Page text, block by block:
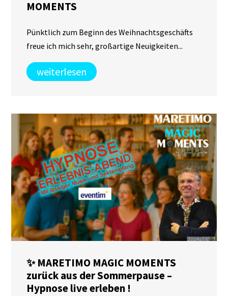
MOMENTS
Pünktlich zum Beginn des Weihnachtsgeschäfts
freue ich mich sehr, großartige Neuigkeiten...
weiterlesen
✨ MARETIMO MAGIC MOMENTS
zurück aus der Sommerpause –
Hypnose live erleben !